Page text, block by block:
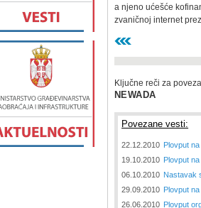
a njeno ućešće
zvaničnoj internet
Ključne reči za
NEWADA
Povezane vesti:
22.12.2010 Plovput
19.10.2010 Plovput
06.10.2010 Nastavak
29.09.2010 Plovput
26.06.2010 Plovput